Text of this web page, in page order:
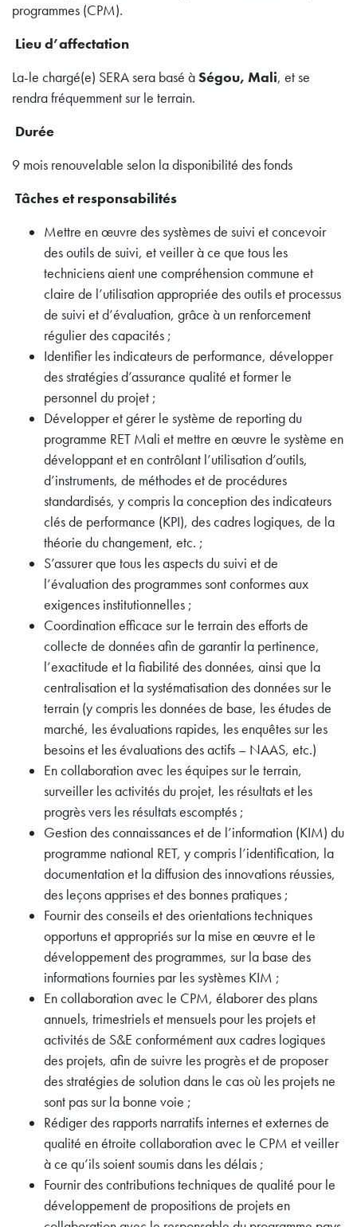
programmes (CPM).
Lieu d’affectation
La-le chargé(e) SERA sera basé à Ségou, Mali, et se
rendra fréquemment sur le terrain.
Durée
9 mois renouvelable selon la disponibilité des fonds
Tâches et responsabilités
Mettre en œuvre des systèmes de suivi et concevoir
des outils de suivi, et veiller à ce que tous les
techniciens aient une compréhension commune et
claire de l’utilisation appropriée des outils et processus
de suivi et d’évaluation, grâce à un renforcement
régulier des capacités ;
Identifier les indicateurs de performance, développer
des stratégies d’assurance qualité et former le
personnel du projet ;
Développer et gérer le système de reporting du
programme RET Mali et mettre en œuvre le système en
développant et en contrôlant l’utilisation d’outils,
d’instruments, de méthodes et de procédures
standardisés, y compris la conception des indicateurs
clés de performance (KPI), des cadres logiques, de la
théorie du changement, etc. ;
S’assurer que tous les aspects du suivi et de
l’évaluation des programmes sont conformes aux
exigences institutionnelles ;
Coordination efficace sur le terrain des efforts de
collecte de données afin de garantir la pertinence,
l’exactitude et la fiabilité des données, ainsi que la
centralisation et la systématisation des données sur le
terrain (y compris les données de base, les études de
marché, les évaluations rapides, les enquêtes sur les
besoins et les évaluations des actifs – NAAS, etc.)
En collaboration avec les équipes sur le terrain,
surveiller les activités du projet, les résultats et les
progrès vers les résultats escomptés ;
Gestion des connaissances et de l’information (KIM) du
programme national RET, y compris l’identification, la
documentation et la diffusion des innovations réussies,
des leçons apprises et des bonnes pratiques ;
Fournir des conseils et des orientations techniques
opportuns et appropriés sur la mise en œuvre et le
développement des programmes, sur la base des
informations fournies par les systèmes KIM ;
En collaboration avec le CPM, élaborer des plans
annuels, trimestriels et mensuels pour les projets et
activités de S&E conformément aux cadres logiques
des projets, afin de suivre les progrès et de proposer
des stratégies de solution dans le cas où les projets ne
sont pas sur la bonne voie ;
Rédiger des rapports narratifs internes et externes de
qualité en étroite collaboration avec le CPM et veiller
à ce qu’ils soient soumis dans les délais ;
Fournir des contributions techniques de qualité pour le
développement de propositions de projets en